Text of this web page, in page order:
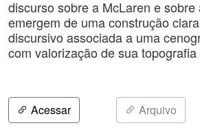
discurso sobre a McLaren e
emergem de uma construção
discursivo associada a uma
com valorização de sua
Acessar Arquivo